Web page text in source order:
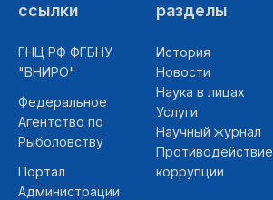
ссылки
ГНЦ РФ ФГБНУ
"ВНИРО"
Федеральное
Агентство по
Рыболовству
Портал
Администрации
разделы
История
Новости
Наука в лицах
Услуги
Научный журнал
Противодействие
коррупции